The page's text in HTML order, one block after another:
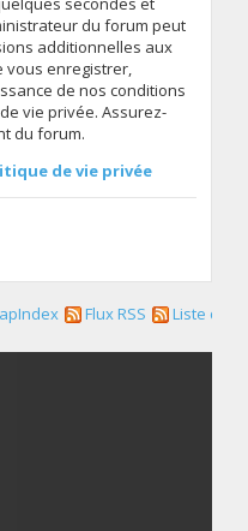
du forum peut
additionnelles aux
vous enregistrer,
de nos conditions
vie privée. Assurez-
du forum.
de vie privée
Flux RSS Liste des